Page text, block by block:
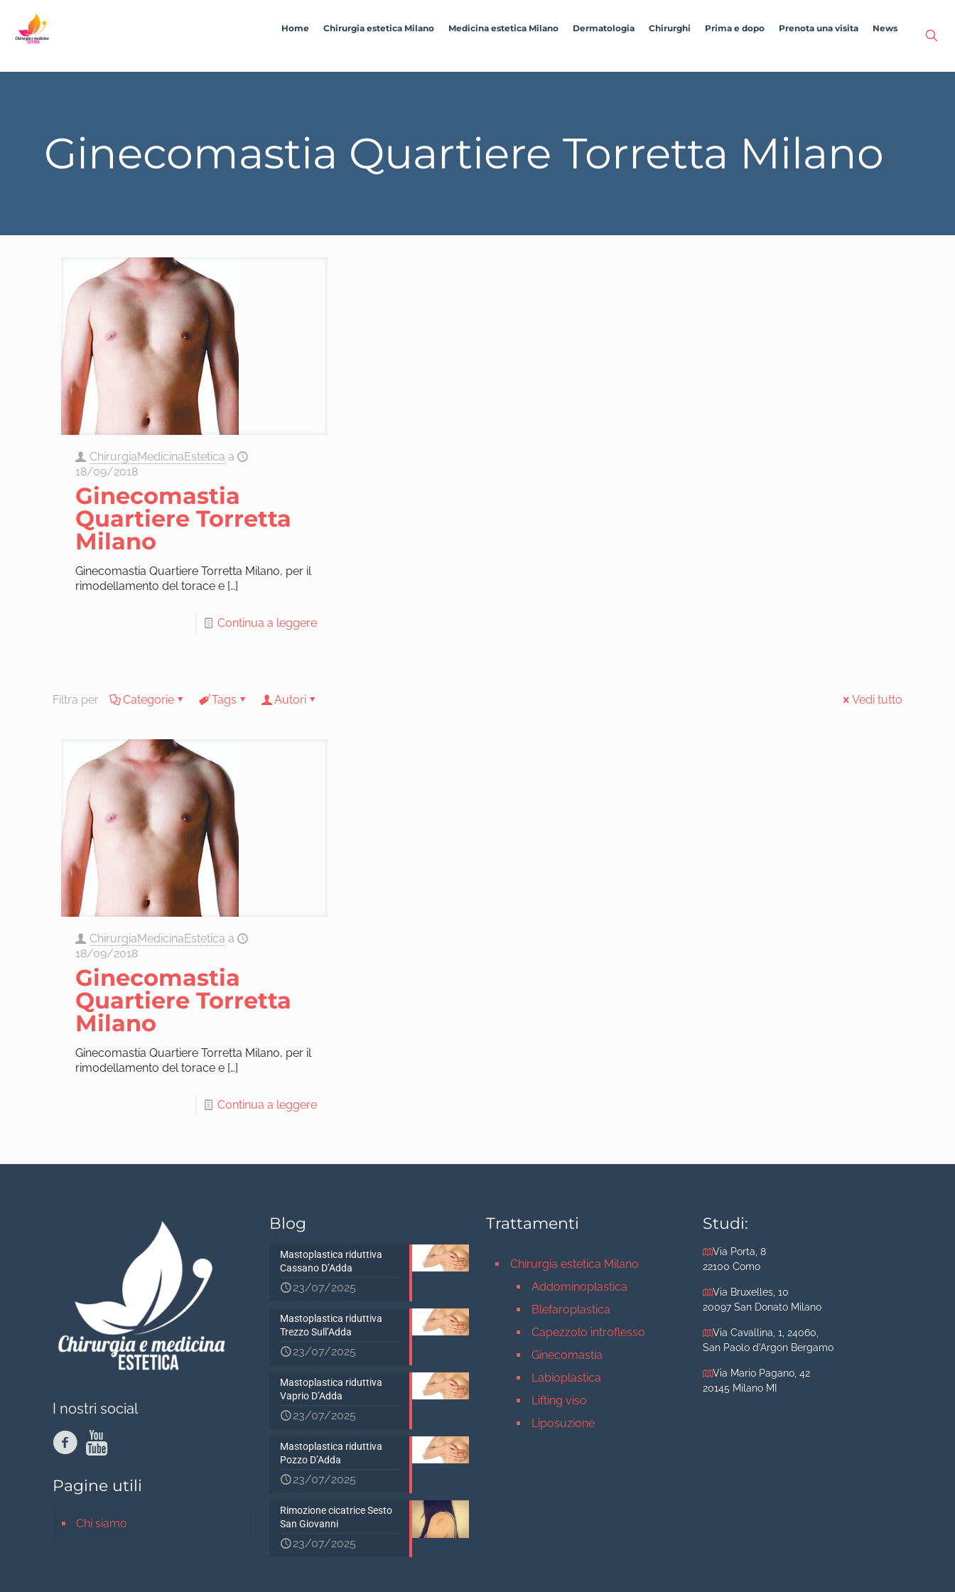
Home Chirurgia estetica Milano Medicina estetica Milano Dermatologia Chirurghi Prima e dopo Prenota una visita News
Ginecomastia Quartiere Torretta Milano
ChirurgiaMedicinaEstetica a
18/09/2018
Ginecomastia
Quartiere Torretta
Milano
Ginecomastia Quartiere Torretta Milano, per il
rimodellamento del torace e[…]
Continua a leggere
Filtra per Categorie Tags Autori Vedi tutto
ChirurgiaMedicinaEstetica a
18/09/2018
Ginecomastia
Quartiere Torretta
Milano
Ginecomastia Quartiere Torretta Milano, per il
rimodellamento del torace e[…]
Continua a leggere
I nostri social
Pagine utili
Chi siamo
Blog
Mastoplastica riduttiva
Cassano D’Adda
23/07/2025
Mastoplastica riduttiva
Trezzo Sull’Adda
23/07/2025
Mastoplastica riduttiva
Vaprio D’Adda
23/07/2025
Mastoplastica riduttiva
Pozzo D’Adda
23/07/2025
Rimozione cicatrice Sesto
San Giovanni
23/07/2025
Trattamenti
Chirurgia estetica Milano
Addominoplastica
Blefaroplastica
Capezzolo introflesso
Ginecomastia
Labioplastica
Lifting viso
Liposuzione
Studi:
Via Porta, 8
22100 Como
Via Bruxelles, 10
20097 San Donato Milano
Via Cavallina, 1, 24060,
San Paolo d'Argon Bergamo
Via Mario Pagano, 42
20145 Milano MI